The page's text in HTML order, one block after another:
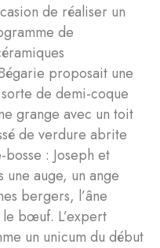
de réaliser un
de
proposait une
de demi-coque
grange avec un toit
de verdure abrite
: Joseph et
une auge, un ange
bergers, l’âne
bœuf. L’expert
un unicum du début